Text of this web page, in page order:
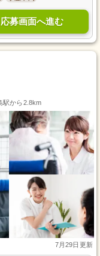
応募画面へ進む
駅から2.8km
7月29日更新